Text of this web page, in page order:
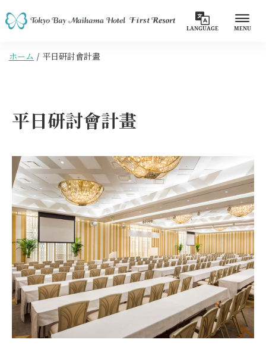
LANGUAGE MENU
ホーム 平日研討會計畫
平日研討會計畫